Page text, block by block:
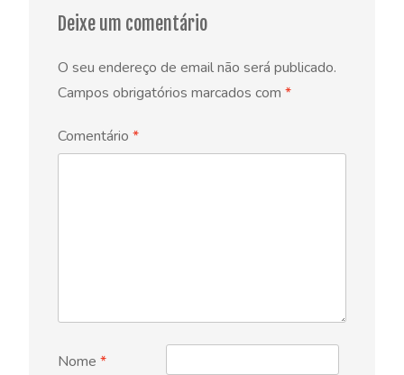
Deixe um comentário
O seu endereço de email não será publicado.
Campos obrigatórios marcados com *
Comentário *
Nome *